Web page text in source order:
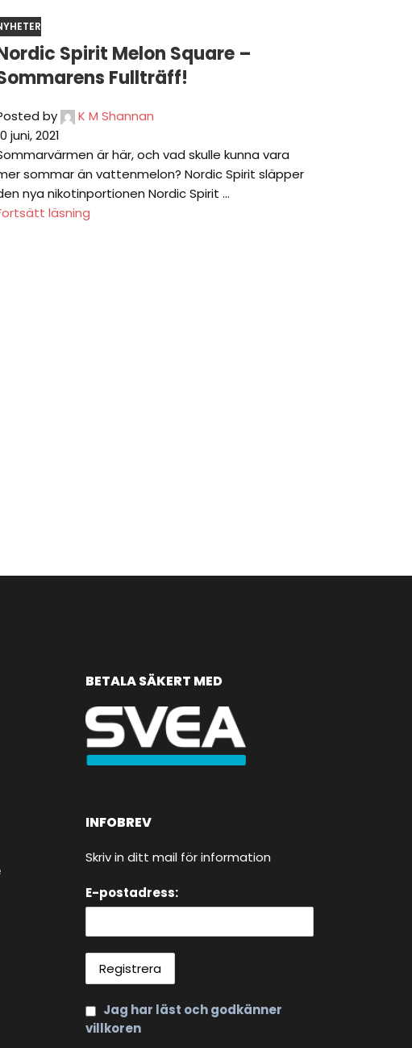
Spirit Melon Square –
Fullträff!
by
K M Shannan
juni, 2021
är här, och vad skulle kunna vara
sommar än vattenmelon? Nordic Spirit släpper
nya nikotinportionen Nordic Spirit ...
läsning
BETALA SÄKERT MED
INFOBREV
Skriv in ditt mail för information
E-postadress:
Jag har läst och godkänner
villkoren